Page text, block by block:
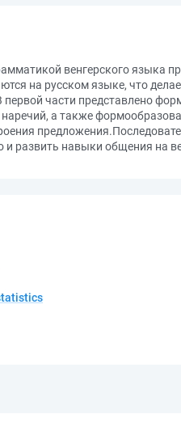
венгерского языка
на русском языке, что
части представлено
а также
развить навыки общения на